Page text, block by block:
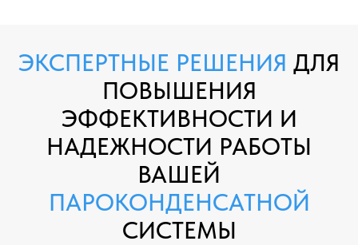
ЭКСПЕРТНЫЕ РЕШЕНИЯ ДЛЯ
ПОВЫШЕНИЯ
ЭФФЕКТИВНОСТИ И
НАДЕЖНОСТИ РАБОТЫ
ВАШЕЙ
ПАРОКОНДЕНСАТНОЙ
СИСТЕМЫ